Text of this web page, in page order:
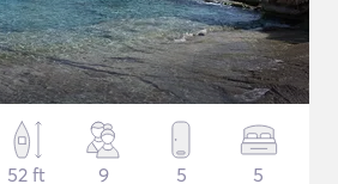
52 ft
9 5 5